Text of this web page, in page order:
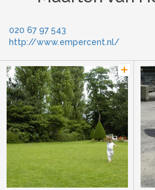
020 67 97 543
http://www.empercent.nl/